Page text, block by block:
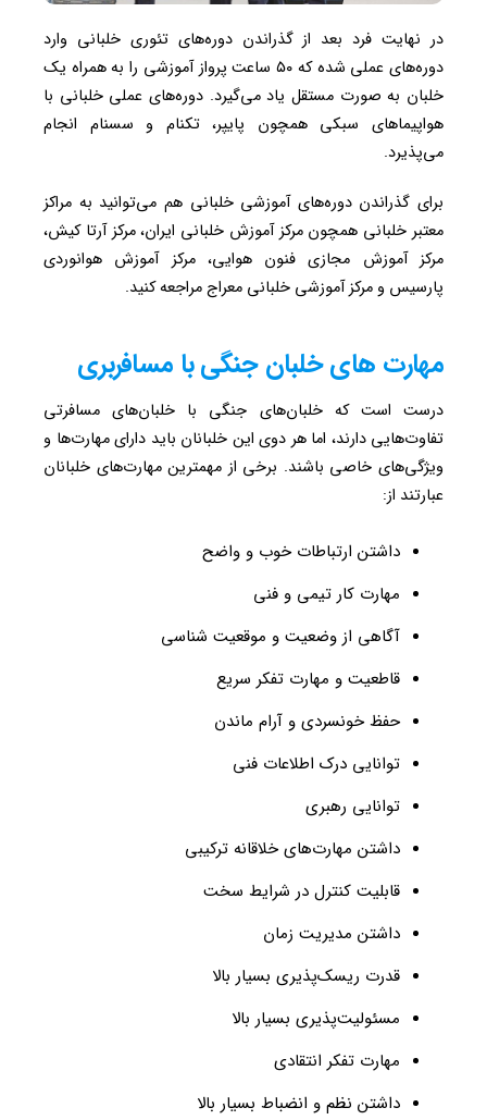
در نهایت فرد بعد از گذراندن دوره‌های تئوری خلبانی وارد
دوره‌های عملی شده که ۵۰ ساعت پرواز آموزشی را به همراه یک
خلبان به صورت مستقل یاد می‌گیرد. دوره‌های عملی خلبانی با
هواپیماهای سبکی همچون پایپر، تکنام و سسنام انجام
می‌پذیرد.
برای گذراندن دوره‌های آموزشی خلبانی هم می‌توانید به مراکز
معتبر خلبانی همچون مرکز آموزش خلبانی ایران، مرکز آرتا کیش،
مرکز آموزش مجازی فنون هوایی، مرکز آموزش هوانوردی
پارسیس و مرکز آموزشی خلبانی معراج مراجعه کنید.
مهارت های خلبان جنگی با مسافربری
درست است که خلبان‌های جنگی با خلبان‌های مسافرتی
تفاوت‌هایی دارند، اما هر دوی این خلبانان باید دارای مهارت‌ها و
ویژگی‌های خاصی باشند. برخی از مهمترین مهارت‌های خلبانان
عبارتند از:
داشتن ارتباطات خوب و واضح
مهارت کار تیمی و فنی
آگاهی از وضعیت و موقعیت شناسی
قاطعیت و مهارت تفکر سریع
حفظ خونسردی و آرام ماندن
توانایی درک اطلاعات فنی
توانایی رهبری
داشتن مهارت‌های خلاقانه ترکیبی
قابلیت کنترل در شرایط سخت
داشتن مدیریت زمان
قدرت ریسک‌پذیری بسیار بالا
مسئولیت‌پذیری بسیار بالا
مهارت تفکر انتقادی
داشتن نظم و انضباط بسیار بالا